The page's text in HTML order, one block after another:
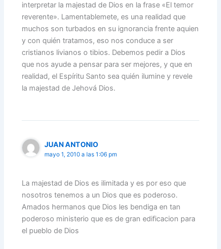
interpretar la majestad de Dios en la frase «El temor
reverente». Lamentablemete, es una realidad que
muchos son turbados en su ignorancia frente aquien
y con quién tratamos, eso nos conduce a ser
cristianos livianos o tibios. Debemos pedir a Dios
que nos ayude a pensar para ser mejores, y que en
realidad, el Espíritu Santo sea quién ilumine y revele
la majestad de Jehová Dios.
JUAN ANTONIO
mayo 1, 2010 a las 1:06 pm
La majestad de Dios es ilimitada y es por eso que
nosotros tenemos a un Dios que es poderoso.
Amados hermanos que Dios les bendiga en tan
poderoso ministerio que es de gran edificacion para
el pueblo de Dios